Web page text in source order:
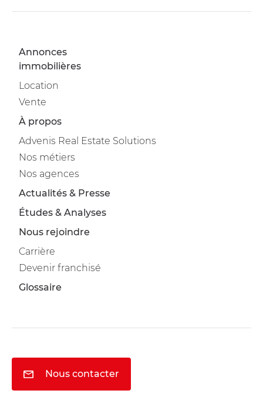
Annonces
immobilières
Location
Vente
À propos
Advenis Real Estate Solutions
Nos métiers
Nos agences
Actualités & Presse
Études & Analyses
Nous rejoindre
Carrière
Devenir franchisé
Glossaire
Nous contacter